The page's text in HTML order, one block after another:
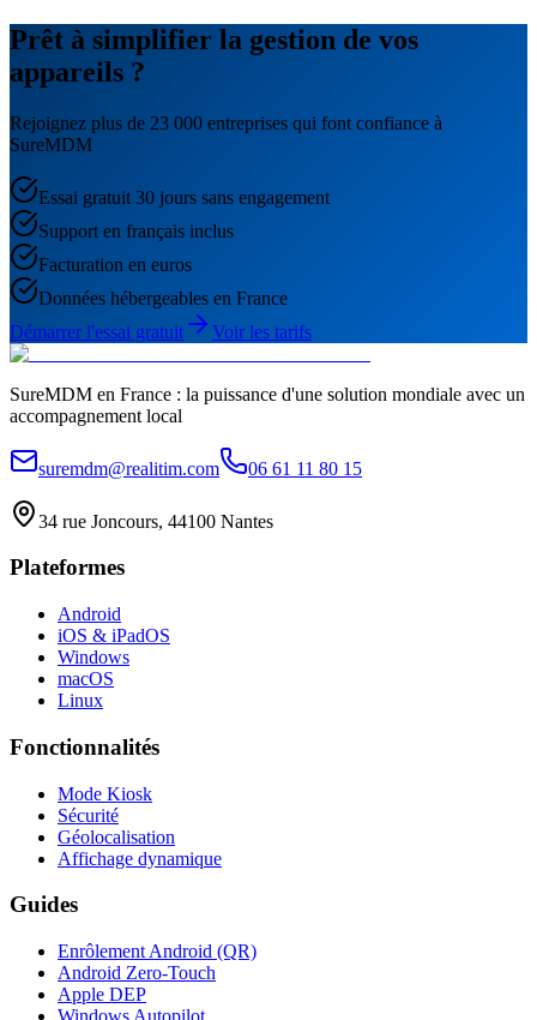
Prêt à simplifier la gestion de vos
appareils ?
Rejoignez plus de 23 000 entreprises qui font confiance à
SureMDM
Essai gratuit 30 jours sans engagement
Support en français inclus
Facturation en euros
Données hébergeables en France
Démarrer l'essai gratuit
Voir les tarifs
SureMDM en France : la puissance d'une solution mondiale avec un
accompagnement local
suremdm@realitim.com 06 61 11 80 15
34 rue Joncours, 44100 Nantes
Plateformes
Android
iOS & iPadOS
Windows
macOS
Linux
Fonctionnalités
Mode Kiosk
Sécurité
Géolocalisation
Affichage dynamique
Guides
Enrôlement Android (QR)
Android Zero-Touch
Apple DEP
Windows Autopilot